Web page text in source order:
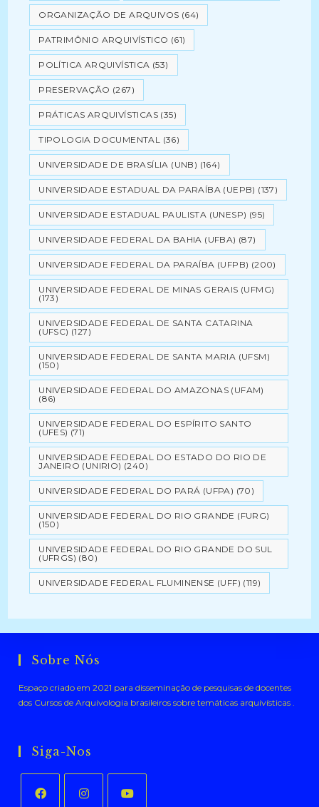
ORGANIZAÇÃO DE ARQUIVOS (64)
PATRIMÔNIO ARQUIVÍSTICO (61)
POLÍTICA ARQUIVÍSTICA (53)
PRESERVAÇÃO (267)
PRÁTICAS ARQUIVÍSTICAS (35)
TIPOLOGIA DOCUMENTAL (36)
UNIVERSIDADE DE BRASÍLIA (UNB) (164)
UNIVERSIDADE ESTADUAL DA PARAÍBA (UEPB) (137)
UNIVERSIDADE ESTADUAL PAULISTA (UNESP) (95)
UNIVERSIDADE FEDERAL DA BAHIA (UFBA) (87)
UNIVERSIDADE FEDERAL DA PARAÍBA (UFPB) (200)
UNIVERSIDADE FEDERAL DE MINAS GERAIS (UFMG)
(173)
UNIVERSIDADE FEDERAL DE SANTA CATARINA
(UFSC) (127)
UNIVERSIDADE FEDERAL DE SANTA MARIA (UFSM)
(150)
UNIVERSIDADE FEDERAL DO AMAZONAS (UFAM)
(86)
UNIVERSIDADE FEDERAL DO ESPÍRITO SANTO
(UFES) (71)
UNIVERSIDADE FEDERAL DO ESTADO DO RIO DE
JANEIRO (UNIRIO) (240)
UNIVERSIDADE FEDERAL DO PARÁ (UFPA) (70)
UNIVERSIDADE FEDERAL DO RIO GRANDE (FURG)
(150)
UNIVERSIDADE FEDERAL DO RIO GRANDE DO SUL
(UFRGS) (80)
UNIVERSIDADE FEDERAL FLUMINENSE (UFF) (119)
Sobre Nós
Espaço criado em 2021 para disseminação de pesquisas de docentes
dos Cursos de Arquivologia brasileiros sobre temáticas arquivísticas .
Siga-Nos